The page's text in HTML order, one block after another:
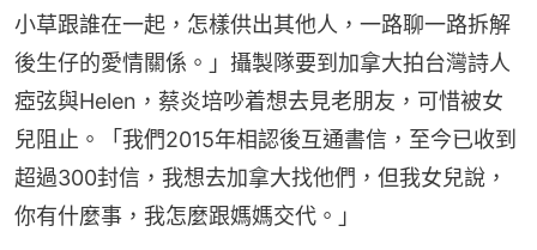
小草跟誰在一起，怎樣供出其他人，一路聊一路拆解
後生仔的愛情關係。」攝製隊要到加拿大拍台灣詩人
瘂弦與Helen，蔡炎培吵着想去見老朋友，可惜被女
兒阻止。「我們2015年相認後互通書信，至今已收到
超過300封信，我想去加拿大找他們，但我女兒說，
你有什麼事，我怎麼跟媽媽交代。」